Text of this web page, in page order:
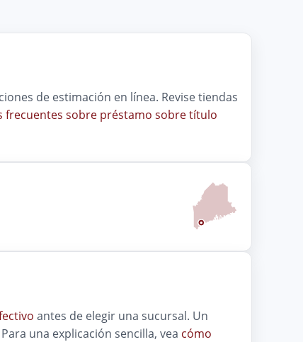
de estimación en línea. Revise tiendas
frecuentes sobre préstamo sobre título
antes de elegir una sucursal. Un
una explicación sencilla, vea cómo